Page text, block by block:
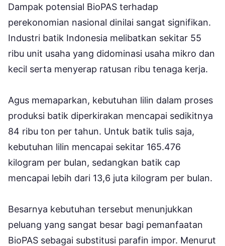
Dampak potensial BioPAS terhadap
perekonomian nasional dinilai sangat signifikan.
Industri batik Indonesia melibatkan sekitar 55
ribu unit usaha yang didominasi usaha mikro dan
kecil serta menyerap ratusan ribu tenaga kerja.
Agus memaparkan, kebutuhan lilin dalam proses
produksi batik diperkirakan mencapai sedikitnya
84 ribu ton per tahun. Untuk batik tulis saja,
kebutuhan lilin mencapai sekitar 165.476
kilogram per bulan, sedangkan batik cap
mencapai lebih dari 13,6 juta kilogram per bulan.
Besarnya kebutuhan tersebut menunjukkan
peluang yang sangat besar bagi pemanfaatan
BioPAS sebagai substitusi parafin impor. Menurut